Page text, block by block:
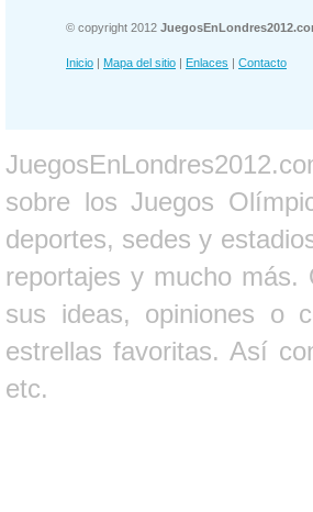
© copyright 2012
Inicio | Mapa del sitio | Enlaces | Contacto
sobre los Juegos
deportes, sedes y
reportajes y mucho más.
sus ideas, opiniones o
estrellas favoritas. Así
etc.